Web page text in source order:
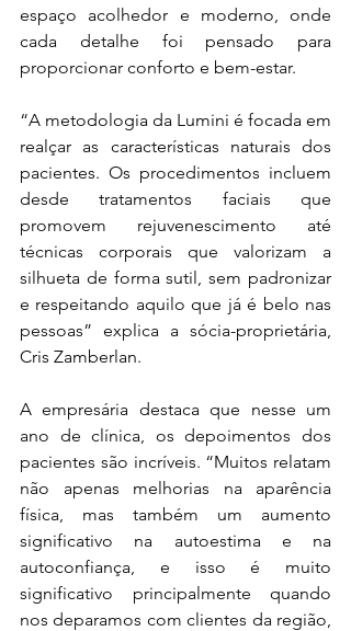
espaço acolhedor e moderno, onde
cada detalhe foi pensado para
proporcionar conforto e bem-estar.
“A metodologia da Lumini é focada em
realçar as características naturais dos
pacientes. Os procedimentos incluem
desde tratamentos faciais que
promovem rejuvenescimento até
técnicas corporais que valorizam a
silhueta de forma sutil, sem padronizar
e respeitando aquilo que já é belo nas
pessoas” explica a sócia-proprietária,
Cris Zamberlan.
A empresária destaca que nesse um
ano de clínica, os depoimentos dos
pacientes são incríveis. “Muitos relatam
não apenas melhorias na aparência
física, mas também um aumento
significativo na autoestima e na
autoconfiança, e isso é muito
significativo principalmente quando
nos deparamos com clientes da região,